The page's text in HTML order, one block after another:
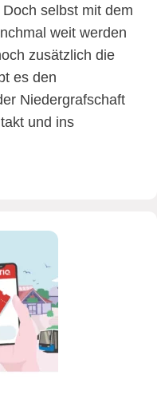
selbst mit dem
weit werden
zusätzlich die
es den
Niedergrafschaft
und ins